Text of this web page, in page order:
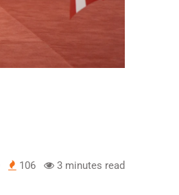
106 3 minutes read